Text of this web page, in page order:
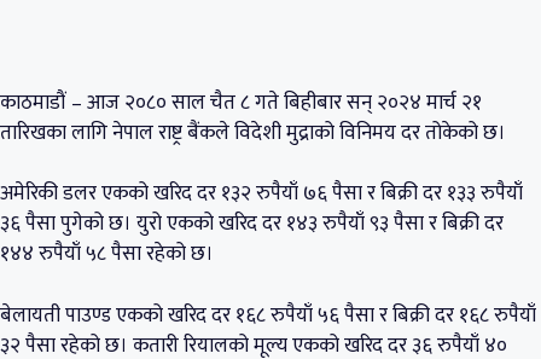
काठमाडौं – आज २०८० साल चैत ८ गते बिहीबार सन् २०२४ मार्च २१
तारिखका लागि नेपाल राष्ट्र बैंकले विदेशी मुद्राको विनिमय दर तोकेको छ।
अमेरिकी डलर एकको खरिद दर १३२ रुपैयाँ ७६ पैसा र बिक्री दर १३३ रुपैयाँ
३६ पैसा पुगेको छ। युरो एकको खरिद दर १४३ रुपैयाँ ९३ पैसा र बिक्री दर
१४४ रुपैयाँ ५८ पैसा रहेको छ।
बेलायती पाउण्ड एकको खरिद दर १६८ रुपैयाँ ५६ पैसा र बिक्री दर १६८ रुपैयाँ
३२ पैसा रहेको छ। कतारी रियालको मूल्य एकको खरिद दर ३६ रुपैयाँ ४०